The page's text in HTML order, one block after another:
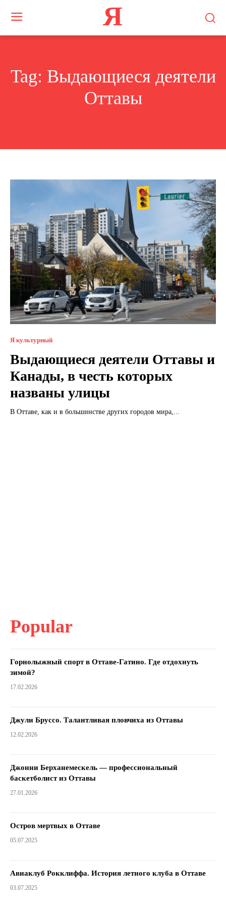
Я
Tag: Выдающиеся деятели
Оттавы
Я культурный
Выдающиеся деятели Оттавы и
Канады, в честь которых
названы улицы
В Оттаве, как и в большинстве других городов мира,...
Popular
Горнолыжный спорт в Оттаве-Гатино. Где отдохнуть
зимой?
17.02.2026
Джули Бруссо. Талантливая пловчиха из Оттавы
12.02.2026
Джонни Берханемескель — профессиональный
баскетболист из Оттавы
27.01.2026
Остров мертвых в Оттаве
05.07.2025
Авиаклуб Рокклиффа. История летного клуба в Оттаве
03.07.2025